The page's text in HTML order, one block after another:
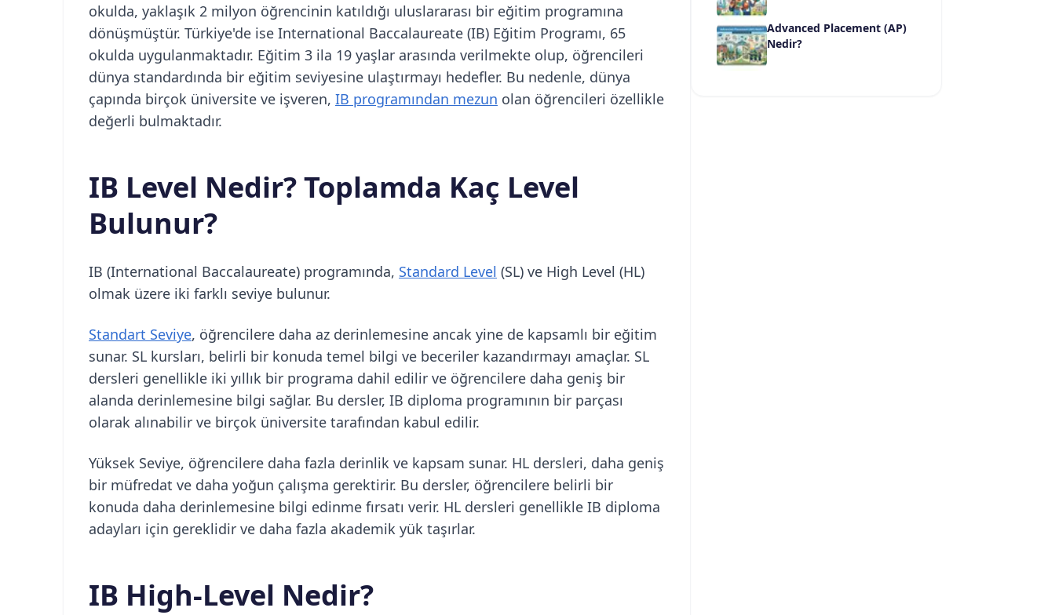
okulda, yaklaşık 2 milyon öğrencinin katıldığı uluslararası bir eğitim programına
dönüşmüştür. Türkiye'de ise International Baccalaureate (IB) Eğitim Programı, 65
okulda uygulanmaktadır. Eğitim 3 ila 19 yaşlar arasında verilmekte olup, öğrencileri
dünya standardında bir eğitim seviyesine ulaştırmayı hedefler. Bu nedenle, dünya
çapında birçok üniversite ve işveren, IB programından mezun olan öğrencileri özellikle
değerli bulmaktadır.
IB Level Nedir? Toplamda Kaç Level
Bulunur?
IB (International Baccalaureate) programında, Standard Level (SL) ve High Level (HL)
olmak üzere iki farklı seviye bulunur.
Standart Seviye, öğrencilere daha az derinlemesine ancak yine de kapsamlı bir eğitim
sunar. SL kursları, belirli bir konuda temel bilgi ve beceriler kazandırmayı amaçlar. SL
dersleri genellikle iki yıllık bir programa dahil edilir ve öğrencilere daha geniş bir
alanda derinlemesine bilgi sağlar. Bu dersler, IB diploma programının bir parçası
olarak alınabilir ve birçok üniversite tarafından kabul edilir.
Yüksek Seviye, öğrencilere daha fazla derinlik ve kapsam sunar. HL dersleri, daha geniş
bir müfredat ve daha yoğun çalışma gerektirir. Bu dersler, öğrencilere belirli bir
konuda daha derinlemesine bilgi edinme fırsatı verir. HL dersleri genellikle IB diploma
adayları için gereklidir ve daha fazla akademik yük taşırlar.
IB High-Level Nedir?
Advanced Placement (AP)
Nedir?